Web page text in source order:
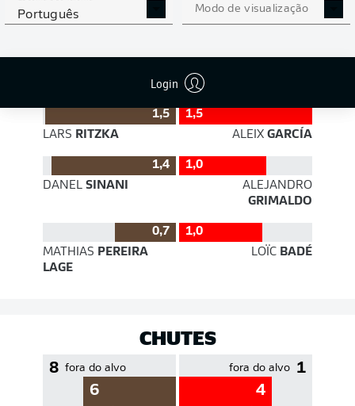
Português Modo de visualização
Login
83 % Precisão 85 %
EFICIÊNCIA DE PASSES
1,5
1,5
LARS RITZKA ALEIXGARCÍA
1,4
1,0
DANEL SINANI
ALEJANDRO
GRIMALDO
0,7
1,0
MATHIAS PEREIRA
LAGE
LOÏCBADÉ
CHUTES
8 fora do alvo
6
1
fora do alvo
4